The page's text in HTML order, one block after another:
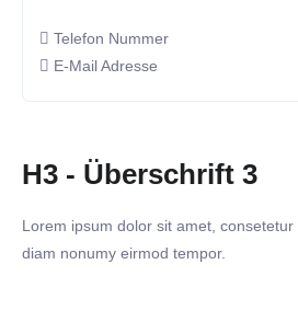
Telefon Nummer
E-Mail Adresse
H3 - Überschrift 3
Lorem ipsum dolor sit amet, consetetur
diam nonumy eirmod tempor.